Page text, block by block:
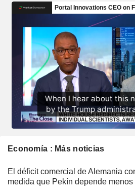
Economía : Más noticias
El déficit comercial de Alemania
medida que Pekín depende menos